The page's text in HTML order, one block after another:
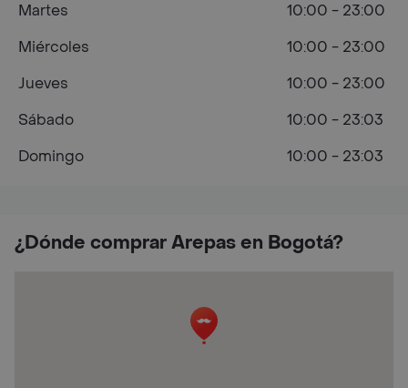
¿Dónde comprar Arepas en Bogotá?
Martes
10:00 - 23:00
Miércoles
10:00 - 23:00
Jueves
10:00 - 23:00
Sábado
10:00 - 23:03
Domingo
10:00 - 23:03